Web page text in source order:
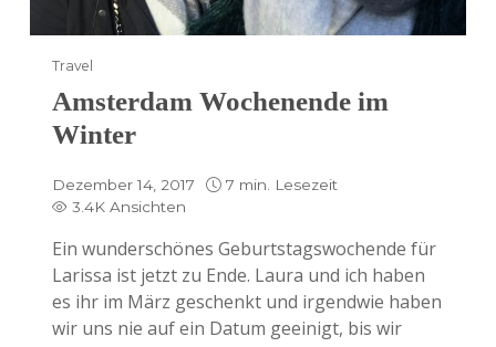
Travel
Amsterdam Wochenende im
Winter
Dezember 14, 2017
7 min. Lesezeit
3.4K Ansichten
Ein wunderschönes Geburtstagswochende für
Larissa ist jetzt zu Ende. Laura und ich haben
es ihr im März geschenkt und irgendwie haben
wir uns nie auf ein Datum geeinigt, bis wir